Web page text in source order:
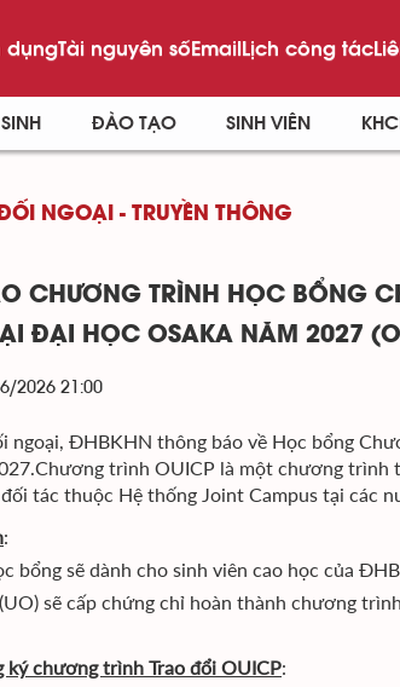
dụngTài nguyên sốEmailLịch công tác
ĐÀO TẠO SINH VIÊN
NGOẠI - TRUYỀN THÔNG
CHƯƠNG TRÌNH HỌC BỔNG
ĐẠI HỌC OSAKA NĂM 2027
2026 21:00
ngoại, ĐHBKHN thông báo về Học bổng
trình OUICP là một chương
tác thuộc Hệ thống Joint Campus tại các
:
bổng sẽ dành cho sinh viên cao học của
sẽ cấp chứng chỉ hoàn thành chương
chương trình Trao đổi OUICP: